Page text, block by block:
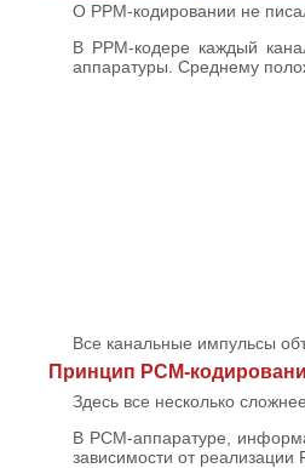
О PPM-кодировании не
В PPM-кодере каждый
аппаратуры. Среднему
Все канальные импульсы
Принцип PCM-
Здесь все несколько
В PCM-аппаратуре,
зависимости от